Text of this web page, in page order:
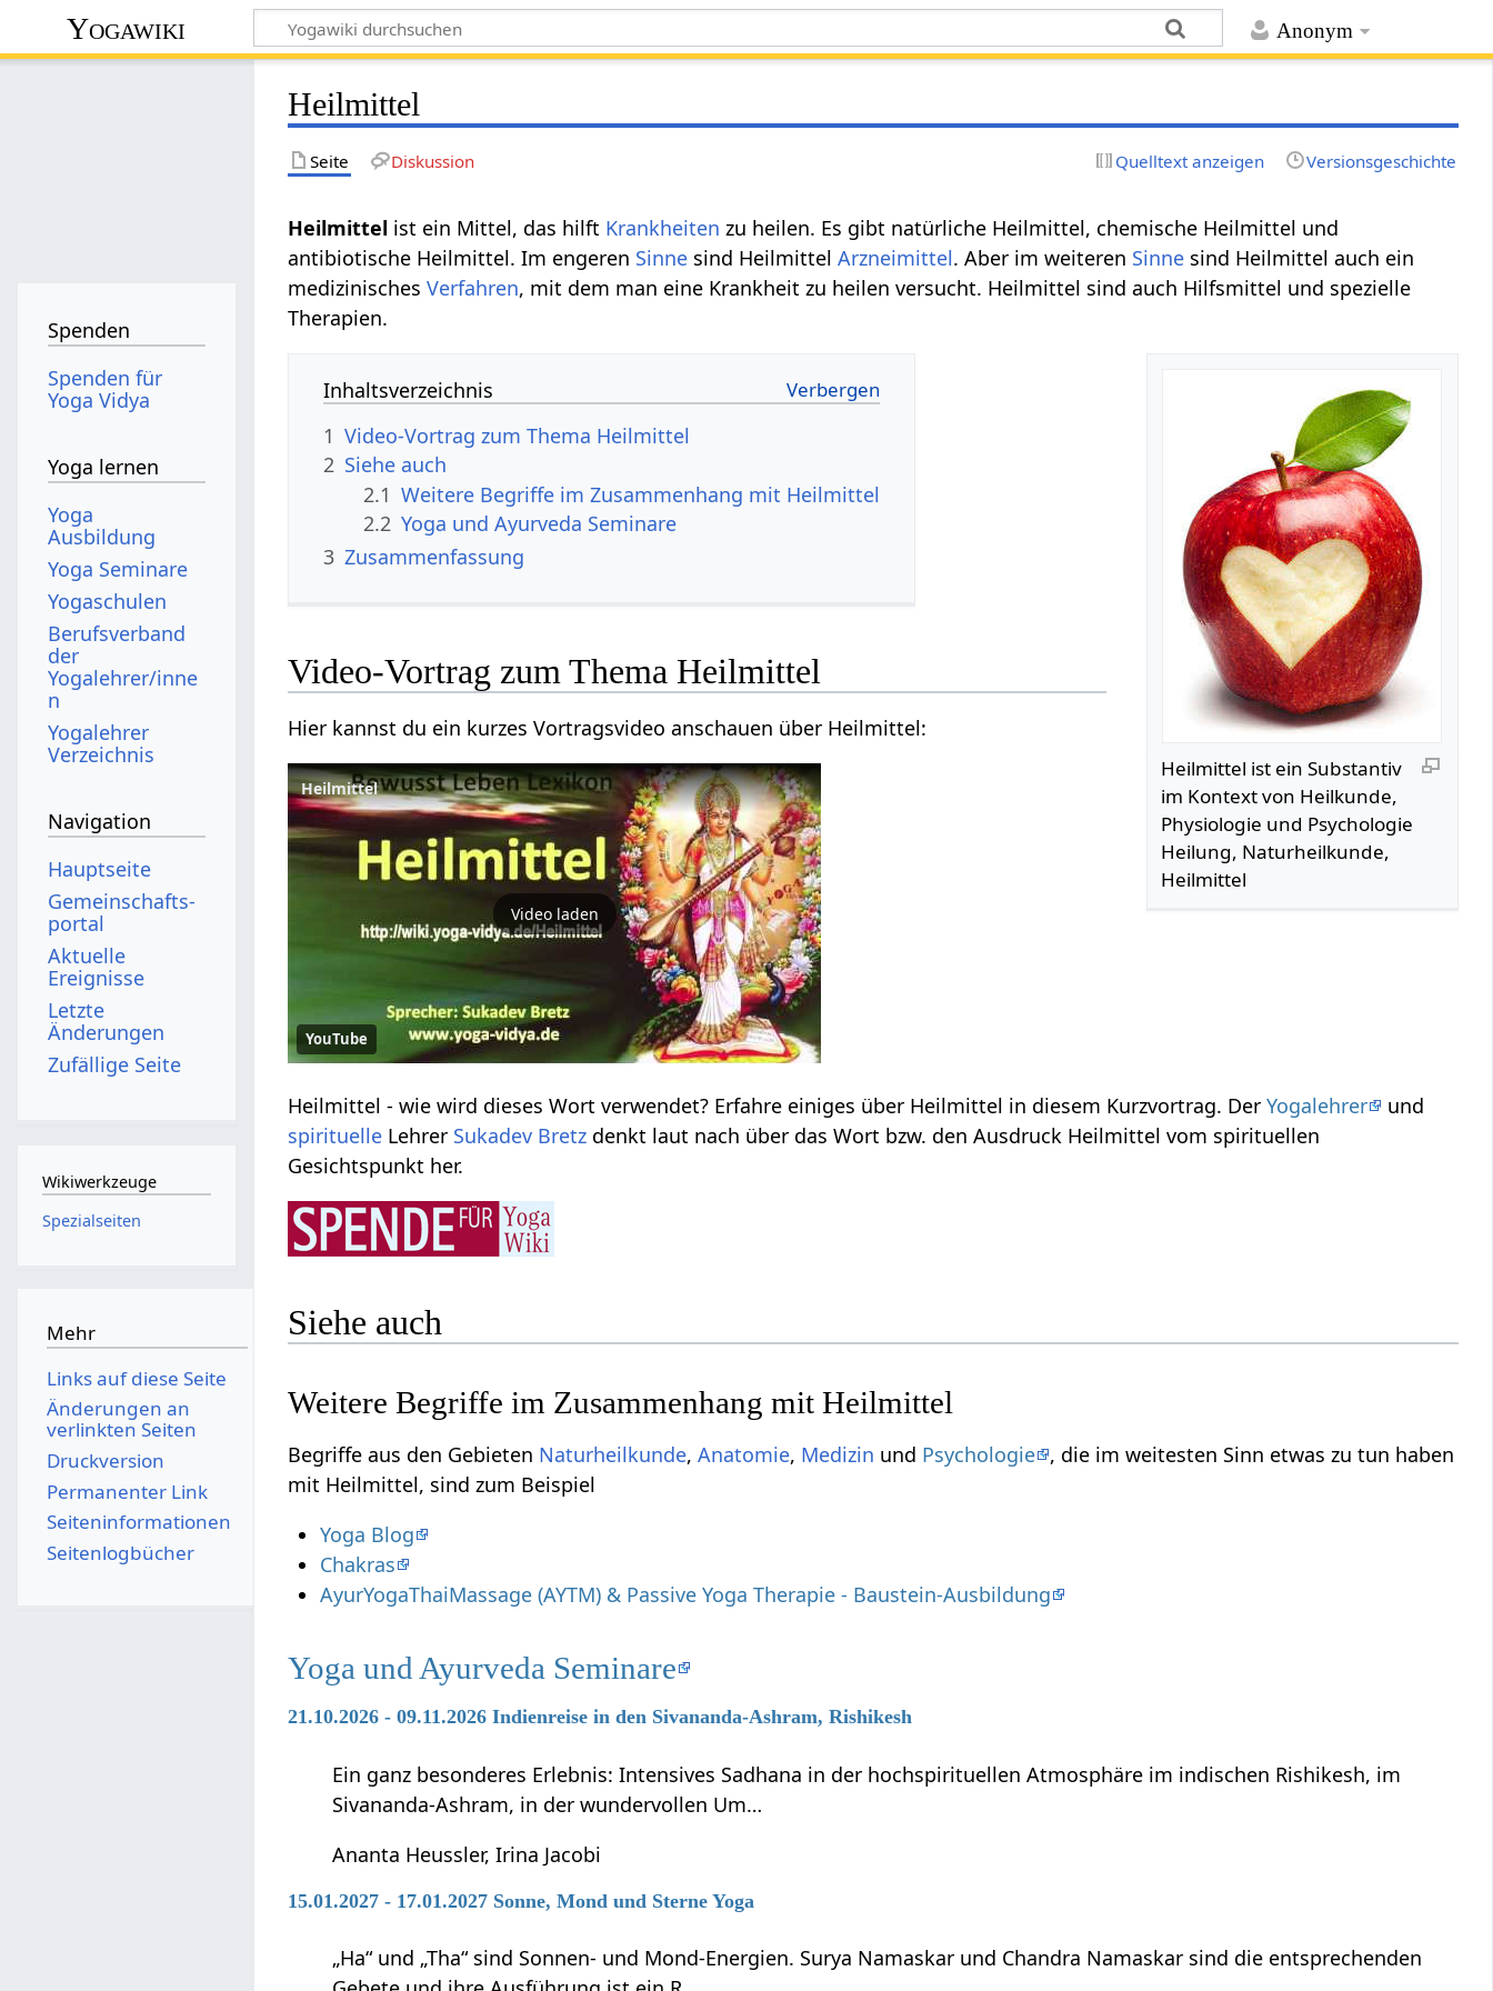
Anonym
Yogawiki
Heilmittel
Seite Diskussion Quelltext anzeigen Versionsgeschichte
ist ein Mittel, das hilft Krankheiten zu heilen. Es gibt natürliche Heilmittel, chemische Heilmittel und
antibiotische Heilmittel. Im engeren Sinne sind HeilmittelArzneimittel. Aber im weiteren Sinne sind Heilmittel auch ein
medizinischesVerfahren, mit dem man eine Krankheit zu heilen versucht. Heilmittel sind auch Hilfsmittel und spezielle
Therapien.
Heilmittel‏‎ ist ein Substantiv
im Kontext von Heilkunde,
Physiologie und Psychologie
Heilung, Naturheilkunde,
Heilmittel
Inhaltsverzeichnis
1
2 Siehe auch
2.1
2.2 Yoga und Ayurveda Seminare
3 Zusammenfassung
Hier kannst du ein kurzes Vortragsvideo anschauen über Heilmittel‏‎:
Heilmittel
Video laden
YouTube
Heilmittel‏‎ - wie wird dieses Wort verwendet? Erfahre einiges über Heilmittel‏‎ in diesem Kurzvortrag. DerYogalehrer
und
spirituelle Lehrer Sukadev Bretz denkt laut nach über das Wort bzw. den Ausdruck Heilmittel‏‎ vom spirituellen
Gesichtspunkt her.
Siehe auch
Begriffe aus den Gebieten Naturheilkunde,Anatomie, Medizin und Psychologie , die im weitesten Sinn etwas zu tun haben
mit Heilmittel‏‎, sind zum Beispiel
Yoga Blog
Chakras
AyurYogaThaiMassage (AYTM) & Passive Yoga Therapie - Baustein-Ausbildung
Yoga und Ayurveda Seminare
21.10.2026 - 09.11.2026 Indienreise in den Sivananda-Ashram, Rishikesh
Ein ganz besonderes Erlebnis: Intensives Sadhana in der hochspirituellen Atmosphäre im indischen Rishikesh, im
Sivananda-Ashram, in der wundervollen Um…
Ananta Heussler, Irina Jacobi
15.01.2027 - 17.01.2027 Sonne, Mond und Sterne Yoga
„Ha“ und „Tha“ sind Sonnen- und Mond-Energien. Surya Namaskar und Chandra Namaskar sind die entsprechenden
Spenden
Spenden für
Yoga Vidya
Yoga lernen
Yoga
Ausbildung
Yoga Seminare
Yogaschulen
Berufsverband
der
Yogalehrer/inne
n
Yogalehrer
Verzeichnis
Navigation
Hauptseite
Gemeinschafts­
portal
Aktuelle
Ereignisse
Letzte
Änderungen
Zufällige Seite
Wikiwerkzeuge
Spezialseiten
Mehr
Links auf diese Seite
Änderungen an
verlinkten Seiten
Druckversion
Permanenter Link
Seiten­­informationen
Seitenlogbücher